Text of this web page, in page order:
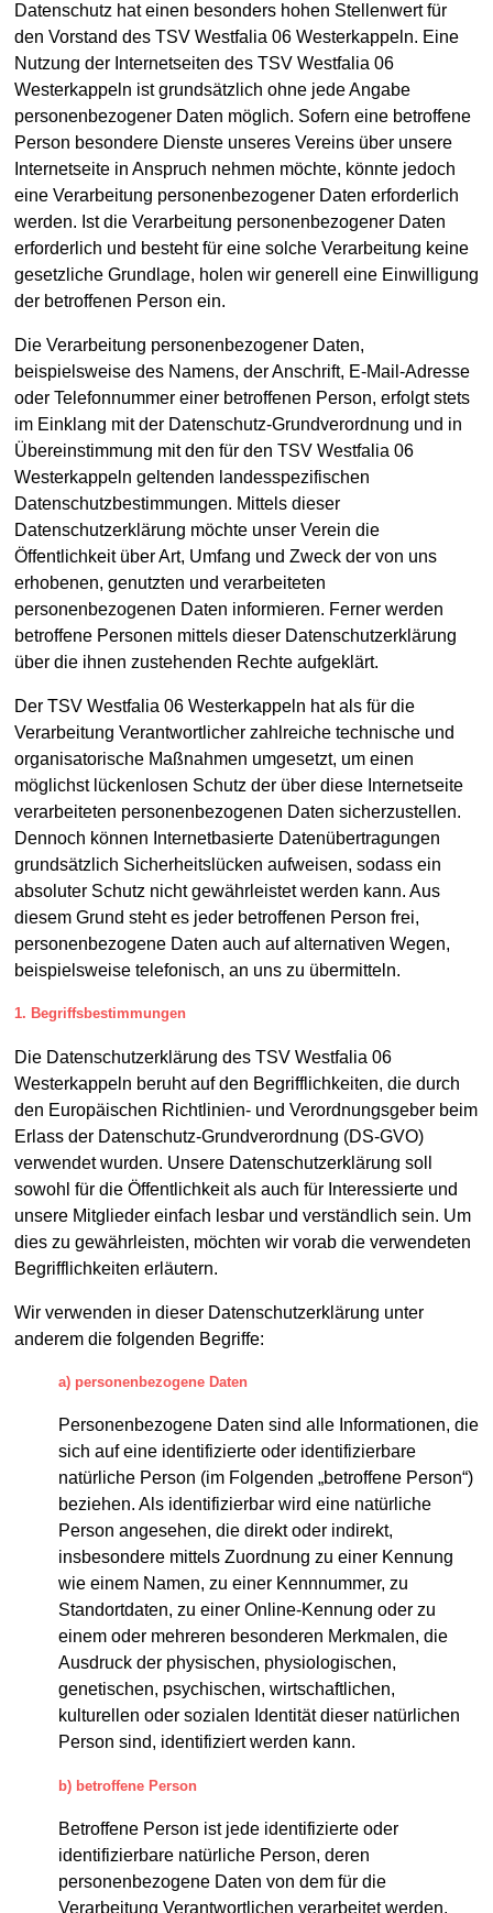
Datenschutz hat einen besonders hohen Stellenwert für
den Vorstand des TSV Westfalia 06 Westerkappeln. Eine
Nutzung der Internetseiten des TSV Westfalia 06
Westerkappeln ist grundsätzlich ohne jede Angabe
personenbezogener Daten möglich. Sofern eine betroffene
Person besondere Dienste unseres Vereins über unsere
Internetseite in Anspruch nehmen möchte, könnte jedoch
eine Verarbeitung personenbezogener Daten erforderlich
werden. Ist die Verarbeitung personenbezogener Daten
erforderlich und besteht für eine solche Verarbeitung keine
gesetzliche Grundlage, holen wir generell eine Einwilligung
der betroffenen Person ein.
Die Verarbeitung personenbezogener Daten,
beispielsweise des Namens, der Anschrift, E-Mail-Adresse
oder Telefonnummer einer betroffenen Person, erfolgt stets
im Einklang mit der Datenschutz-Grundverordnung und in
Übereinstimmung mit den für den TSV Westfalia 06
Westerkappeln geltenden landesspezifischen
Datenschutzbestimmungen. Mittels dieser
Datenschutzerklärung möchte unser Verein die
Öffentlichkeit über Art, Umfang und Zweck der von uns
erhobenen, genutzten und verarbeiteten
personenbezogenen Daten informieren. Ferner werden
betroffene Personen mittels dieser Datenschutzerklärung
über die ihnen zustehenden Rechte aufgeklärt.
Der TSV Westfalia 06 Westerkappeln hat als für die
Verarbeitung Verantwortlicher zahlreiche technische und
organisatorische Maßnahmen umgesetzt, um einen
möglichst lückenlosen Schutz der über diese Internetseite
verarbeiteten personenbezogenen Daten sicherzustellen.
Dennoch können Internetbasierte Datenübertragungen
grundsätzlich Sicherheitslücken aufweisen, sodass ein
absoluter Schutz nicht gewährleistet werden kann. Aus
diesem Grund steht es jeder betroffenen Person frei,
personenbezogene Daten auch auf alternativen Wegen,
beispielsweise telefonisch, an uns zu übermitteln.
1. Begriffsbestimmungen
Die Datenschutzerklärung des TSV Westfalia 06
Westerkappeln beruht auf den Begrifflichkeiten, die durch
den Europäischen Richtlinien- und Verordnungsgeber beim
Erlass der Datenschutz-Grundverordnung (DS-GVO)
verwendet wurden. Unsere Datenschutzerklärung soll
sowohl für die Öffentlichkeit als auch für Interessierte und
unsere Mitglieder einfach lesbar und verständlich sein. Um
dies zu gewährleisten, möchten wir vorab die verwendeten
Begrifflichkeiten erläutern.
Wir verwenden in dieser Datenschutzerklärung unter
anderem die folgenden Begriffe:
a) personenbezogene Daten
Personenbezogene Daten sind alle Informationen, die
sich auf eine identifizierte oder identifizierbare
natürliche Person (im Folgenden „betroffene Person“)
beziehen. Als identifizierbar wird eine natürliche
Person angesehen, die direkt oder indirekt,
insbesondere mittels Zuordnung zu einer Kennung
wie einem Namen, zu einer Kennnummer, zu
Standortdaten, zu einer Online-Kennung oder zu
einem oder mehreren besonderen Merkmalen, die
Ausdruck der physischen, physiologischen,
genetischen, psychischen, wirtschaftlichen,
kulturellen oder sozialen Identität dieser natürlichen
Person sind, identifiziert werden kann.
b) betroffene Person
Betroffene Person ist jede identifizierte oder
identifizierbare natürliche Person, deren
personenbezogene Daten von dem für die
Verarbeitung Verantwortlichen verarbeitet werden.